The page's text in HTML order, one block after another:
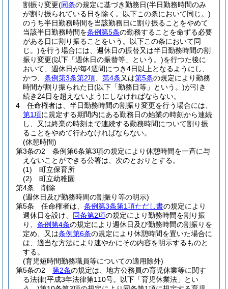
割振り変更(同条の規定に基づき勤務日(半日勤務時間のみ
が割り振られている日を除く。以下この条において同じ。)
のうち半日勤務時間を当該勤務日に割り振ることをやめて
当該半日勤務時間を条例第5条の勤務することを命ずる必要
がある日に割り振ることをいう。以下この条において同
じ。)を行う場合には、週休日の振替又は半日勤務時間の割
振り変更(以下「週休日の振替等」という。)を行つた後に
おいて、週休日が毎4週間につき4日以上となるようにし、
かつ、 条例第3条第2項 第4条又は第5条の規定により勤務
時間が割り振られた日(以下「勤務日等」という。)が引き
続き24日を超えないようにしなければならない。
4
任命権者は、半日勤務時間の割振り変更を行う場合には、
第1項に規定する期間内にある勤務日の始業の時刻から連続
し、又は終業の時刻まで連続する勤務時間について割り振
ることをやめて行わなければならない。
(休憩時間)
第3条の2
条例第6条第3項の規定により休憩時間を一斉に与
えないことができる公署は、次のとおりとする。
(1)
町立保育所
(2)
町立幼稚園
第4条
削除
(週休日及び勤務時間の割振り等の明示)
第5条
任命権者は、 条例第3条第1項ただし書の規定により
週休日を設け、 同条第2項の規定により勤務時間を割り振
り、 条例第4条の規定により週休日及び勤務時間の割振りを
定め、又は条例第6条の規定により休憩時間を置いた場合に
は、適当な方法により速やかにその内容を明示するものと
する。
(育児短時間勤務職員等についての適用除外)
第5条の2
第2条の規定は、地方公務員の育児休業等に関す
る法律(平成3年法律第110号。以下「育児休業法」とい